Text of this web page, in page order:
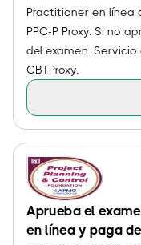
Practitioner en línea
PPC-P Proxy. Si no
del examen.
CBTProxy.
Aprueba el
en línea y paga